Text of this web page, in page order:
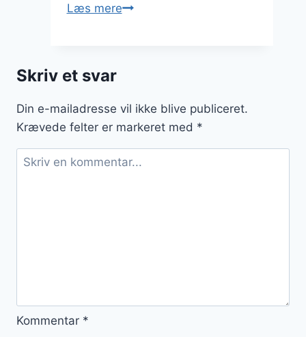
Læs mereTortellini
Skriv et svar
Din e-mailadresse vil ikke blive publiceret.
Krævede felter er markeret med *
Kommentar *